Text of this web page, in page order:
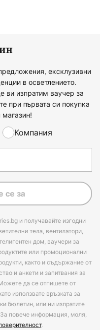
ексклузивни
в осветлението.
ви изпратим ваучер за
при първата си покупка
Компания
се за
и получавайте изгодни
тела, вентилатори,
дом, ваучери за
или промоционални
както и съдържание от
и анкети и запитвания за
да се отпишете от
използвате връзката за
бюлетин, или ни изпратите
повече информация, моля,
.